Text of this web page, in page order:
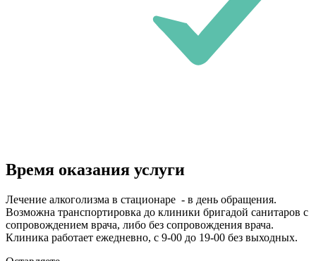
Время оказания услуги
Лечение алкоголизма в стационаре - в день обращения.
Возможна транспортировка до клиники бригадой санитаров с
сопровождением врача, либо без сопровождения врача.
Клиника работает ежедневно, с 9-00 до 19-00 без выходных.